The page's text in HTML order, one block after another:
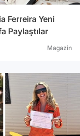
Ferreira Yeni
Paylaştılar
Magazin